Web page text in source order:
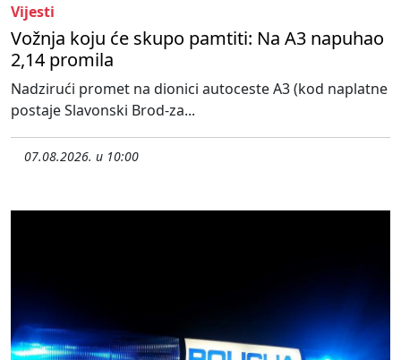
Vijesti
Vožnja koju će skupo pamtiti: Na A3 napuhao
2,14 promila
Nadzirući promet na dionici autoceste A3 (kod naplatne
postaje Slavonski Brod-za...
07.08.2026. u 10:00